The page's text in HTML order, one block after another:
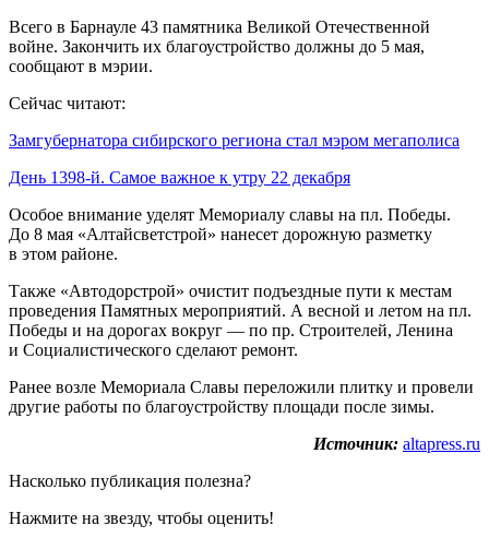
Всего в Барнауле 43 памятника Великой Отечественной
войне. Закончить их благоустройство должны до 5 мая,
сообщают в мэрии.
Сейчас читают:
Замгубернатора сибирского региона стал мэром мегаполиса
День 1398-й. Самое важное к утру 22 декабря
Особое внимание уделят Мемориалу славы на пл. Победы.
До 8 мая «Алтайсветстрой» нанесет дорожную разметку
в этом районе.
Также «Автодорстрой» очистит подъездные пути к местам
проведения Памятных мероприятий. А весной и летом на пл.
Победы и на дорогах вокруг — по пр. Строителей, Ленина
и Социалистического сделают ремонт.
Ранее возле Мемориала Славы переложили плитку и провели
другие работы по благоустройству площади после зимы.
Источник: altapress.ru
Насколько публикация полезна?
Нажмите на звезду, чтобы оценить!